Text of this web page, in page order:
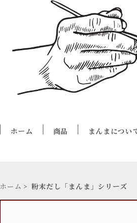
ホーム 商品 まんまについ
ホーム 粉末だし「まんま」シリーズ